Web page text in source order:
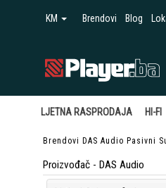
KM Brendovi Blog
LJETNA RASPRODAJA HI-FI
Brendovi DAS Audio Pasivni
Proizvođač - DAS Audio